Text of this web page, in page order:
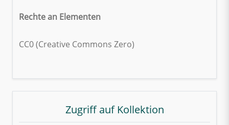
Rechte an Elementen
CC0 (Creative Commons Zero)
Zugriff auf Kollektion